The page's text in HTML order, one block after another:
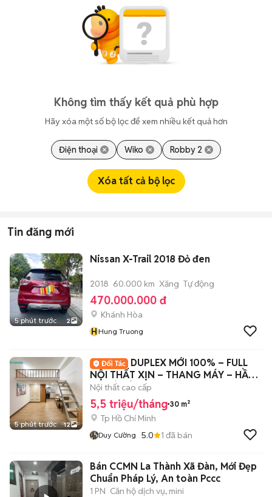
Không tìm thấy kết quả phù hợp
Hãy xóa một số bộ lọc để xem nhiều kết quả hơn
Điện thoại Wiko Robby 2
Xóa tất cả bộ lọc
Tin đăng mới
5 phút trước 2
Nissan X-Trail 2018 Đỏ đen
2018 60.000 km Xăng Tự động
470.000.000 đ
Khánh Hòa
HHung Truong
5 phút trước 12
DUPLEX MỚI 100% – FULL
NỘI THẤT XỊN – THANG MÁY – HẦM
XE CÓ BẢ
Nội thất cao cấp
5,5 triệu/tháng 30 m²
Tp Hồ Chí Minh
Duy Cường 5.0 1 đã bán
Bán CCMN La Thành Xã Đàn, Mới Đẹp
Chuẩn Pháp Lý, An toàn Pccc
1 PN Căn hộ dịch vụ, mini